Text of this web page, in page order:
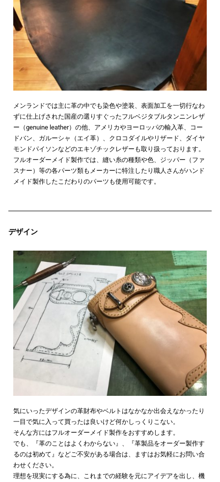
メンランドでは主に革の中でも染色や塗装、表面加工を一切行なわ
ずに仕上げされた国産の選りすぐったフルベジタブルタンニンレザ
ー（genuine leather）の他、アメリカやヨーロッパの輸入革、コー
ドバン、ガルーシャ（エイ革）、クロコダイルやリザード、ダイヤ
モンドパイソンなどのエキゾチックレザーも取り扱っております。
フルオーダーメイド製作では、縫い糸の種類や色、ジッパー（ファ
スナー）等の各パーツ類もメーカーに特注したり職人さんがハンド
メイド製作したこだわりのパーツも使用可能です。
デザイン
気にいったデザインの革財布やベルトはなかなか出会えなかったり
一目で気に入って買ったは良いけど何かしっくりこない。
そんな方にはフルオーダーメイド製作をおすすめします。
でも、『革のことはよくわからない』、『革製品をオーダー製作す
るのは初めて』などご不安がある場合は、ますはお気軽にお問い合
わせください。
理想を現実にする為に、これまでの経験を元にアイデアを出し、機